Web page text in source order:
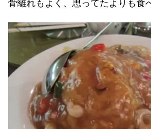
骨離れもよく、思ってたよりも食